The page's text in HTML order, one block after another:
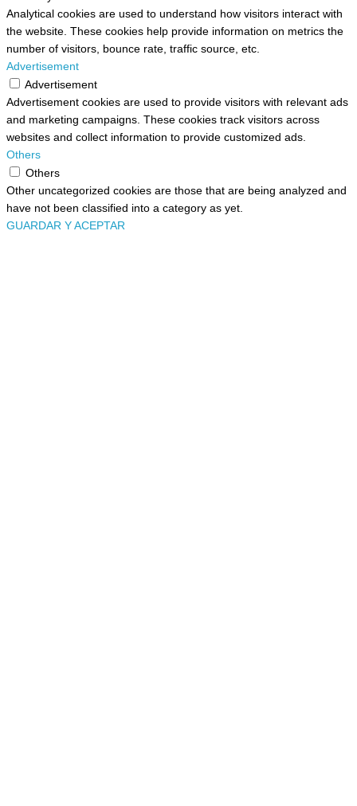
Analytical cookies are used to understand how visitors interact with
the website. These cookies help provide information on metrics the
number of visitors, bounce rate, traffic source, etc.
Advertisement
Advertisement
Advertisement cookies are used to provide visitors with relevant ads
and marketing campaigns. These cookies track visitors across
websites and collect information to provide customized ads.
Others
Others
Other uncategorized cookies are those that are being analyzed and
have not been classified into a category as yet.
GUARDAR Y ACEPTAR